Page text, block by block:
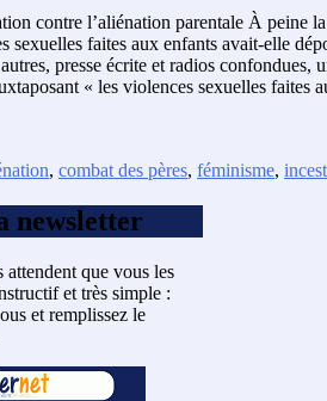
contre l’aliénation parentale À peine
sexuelles faites aux enfants avait-elle
presse écrite et radios confondues,
« les violences sexuelles faites
, combat des pères, féminisme,
newsletter
que vous les
et très simple :
et remplissez le